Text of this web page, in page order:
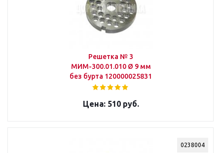
Решетка № 3
МИМ-300.01.010 Ø 9 мм
без бурта 120000025831
510 руб.
0238004